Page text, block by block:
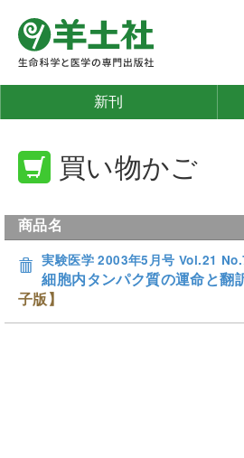
新刊
買い物かご
商品名
実験医学 2003年5月号 Vol.21
細胞内タンパク質の運命と翻
子版】